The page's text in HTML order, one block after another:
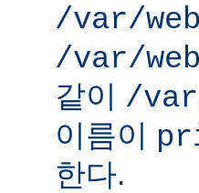
/var/
/var/
같이 /
이름이
한다.